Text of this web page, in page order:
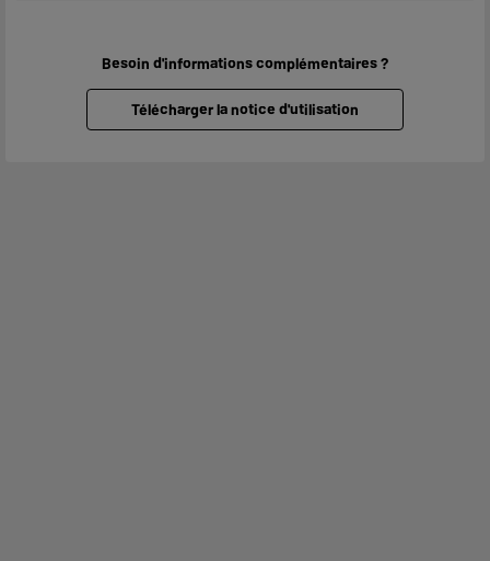
Besoin d'informations complémentaires ?
Télécharger la notice d'utilisation